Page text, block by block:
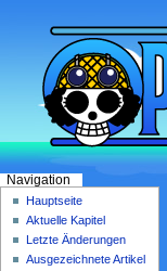
Navigation
Hauptseite
Aktuelle Kapitel
Letzte Änderungen
Ausgezeichnete Artikel